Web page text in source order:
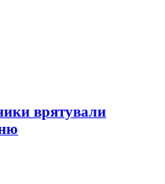
врятували